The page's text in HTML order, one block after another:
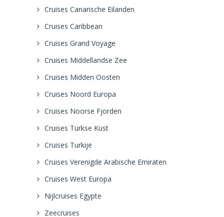
Cruises Canarische Eilanden
Cruises Caribbean
Cruises Grand Voyage
Cruises Middellandse Zee
Cruises Midden Oosten
Cruises Noord Europa
Cruises Noorse Fjorden
Cruises Turkse Kust
Cruises Turkije
Cruises Verenigde Arabische Emiraten
Cruises West Europa
Nijlcruises Egypte
Zeecruises